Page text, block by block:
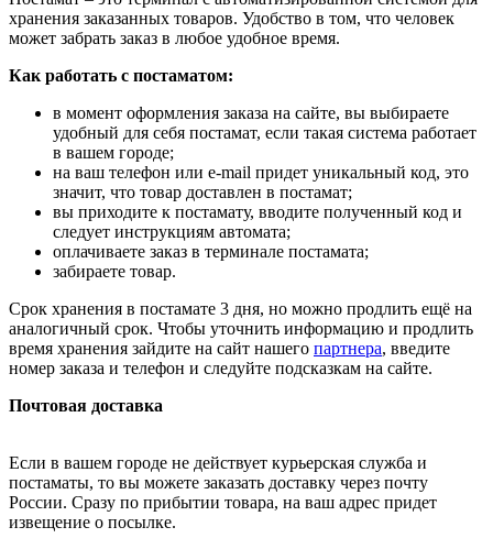
хранения заказанных товаров. Удобство в том, что человек
может забрать заказ в любое удобное время.
Как работать с постаматом:
в момент оформления заказа на сайте, вы выбираете
удобный для себя постамат, если такая система работает
в вашем городе;
на ваш телефон или e-mail придет уникальный код, это
значит, что товар доставлен в постамат;
вы приходите к постамату, вводите полученный код и
следует инструкциям автомата;
оплачиваете заказ в терминале постамата;
забираете товар.
Срок хранения в постамате 3 дня, но можно продлить ещё на
аналогичный срок. Чтобы уточнить информацию и продлить
время хранения зайдите на сайт нашего партнера, введите
номер заказа и телефон и следуйте подсказкам на сайте.
Почтовая доставка
Если в вашем городе не действует курьерская служба и
постаматы, то вы можете заказать доставку через почту
России. Сразу по прибытии товара, на ваш адрес придет
извещение о посылке.